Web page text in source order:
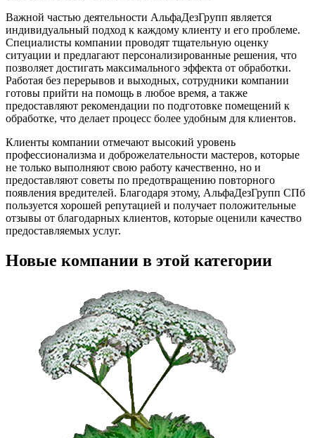
Важной частью деятельности АльфаДезГрупп является
индивидуальный подход к каждому клиенту и его проблеме.
Специалисты компании проводят тщательную оценку
ситуации и предлагают персонализированные решения, что
позволяет достигать максимального эффекта от обработки.
Работая без перерывов и выходных, сотрудники компании
готовы прийти на помощь в любое время, а также
предоставляют рекомендации по подготовке помещений к
обработке, что делает процесс более удобным для клиентов.
Клиенты компании отмечают высокий уровень
профессионализма и доброжелательности мастеров, которые
не только выполняют свою работу качественно, но и
предоставляют советы по предотвращению повторного
появления вредителей. Благодаря этому, АльфаДезГрупп СПб
пользуется хорошей репутацией и получает положительные
отзывы от благодарных клиентов, которые оценили качество
предоставляемых услуг.
Новые компании в этой категории